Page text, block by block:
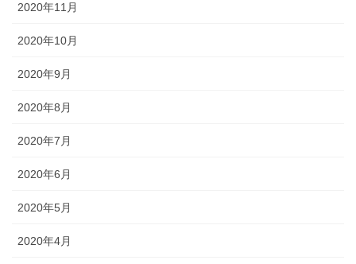
2020年11月
2020年10月
2020年9月
2020年8月
2020年7月
2020年6月
2020年5月
2020年4月